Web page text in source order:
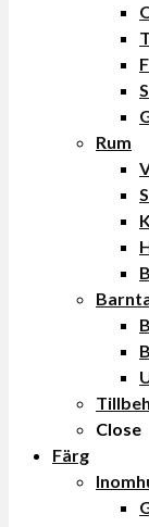
Rum
Close
Färg